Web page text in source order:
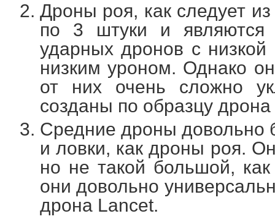
Дроны роя, как следует
по 3 штуки и являются
ударных дронов с
низким уроном. Однако
от них очень сложно
созданы по образцу
Средние дроны довольно
и ловки, как дроны роя.
но не такой большой,
они довольно
дрона Lancet.